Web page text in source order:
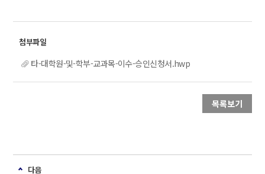
타-대학원-및-학부-교과목-이수-승인신청서.hwp
목록보기
다음